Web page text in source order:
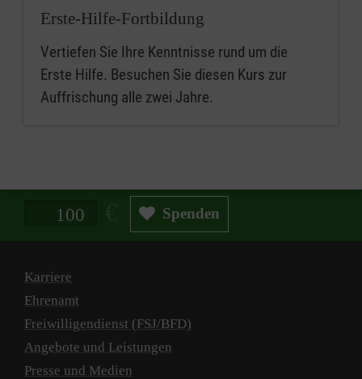
Erste-Hilfe-Fortbildung
Vertiefen Sie Ihre Kenntnisse rund um die
Erste Hilfe. Besuchen Sie diesen Kurs zur
Auffrischung alle zwei Jahre.
Spendenbetrag in Euro Spenden
Karriere
Ehrenamt
Freiwilligendienst (FSJ/BFD)
Angebote und Leistungen
Presse und Medien